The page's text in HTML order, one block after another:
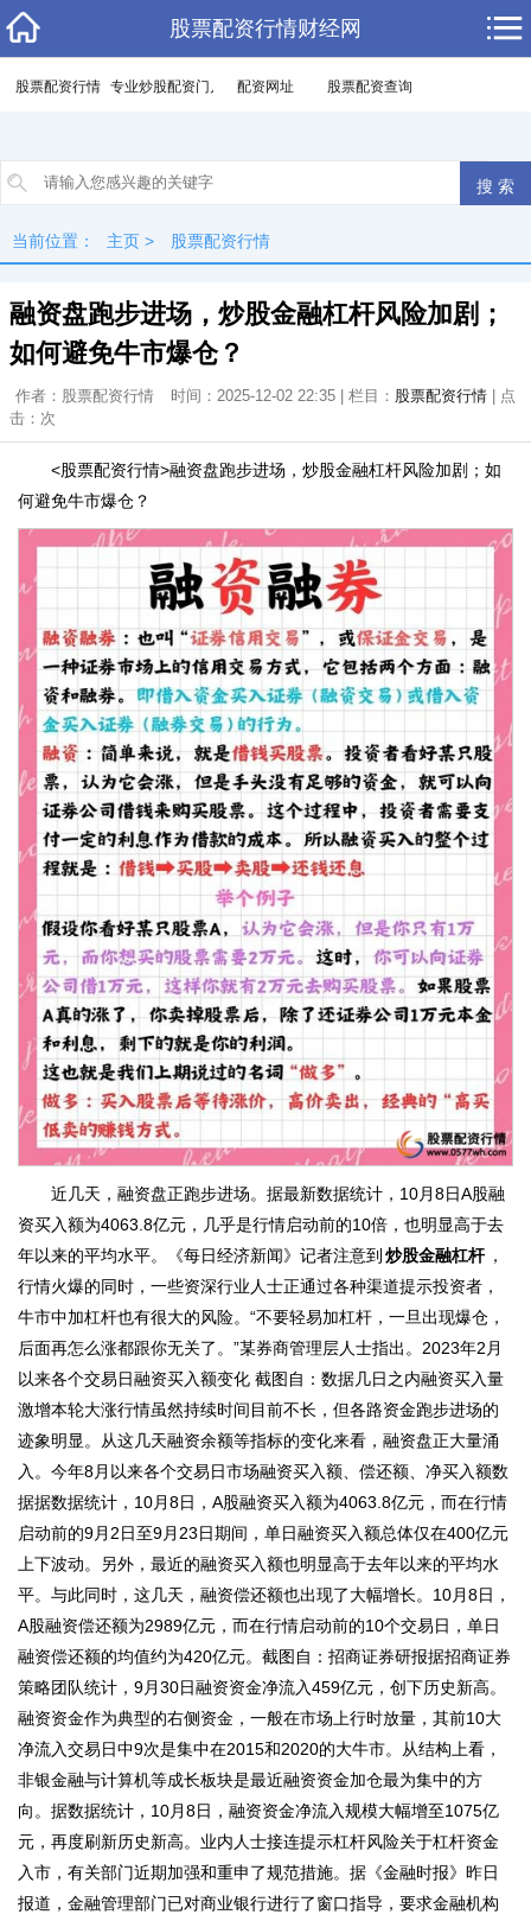
股票配资行情财经网
股票配资行情 专业炒股配资门户 配资网址 股票配资查询
当前位置： 主页 > 股票配资行情
融资盘跑步进场，炒股金融杠杆风险加剧；
如何避免牛市爆仓？
作者：股票配资行情 时间：2025-12-02 22:35 | 栏目： 股票配资行情 | 点
击： 次
<股票配资行情>融资盘跑步进场，炒股金融杠杆风险加剧；如
何避免牛市爆仓？
近几天，融资盘正跑步进场。据最新数据统计，10月8日A股融
资买入额为4063.8亿元，几乎是行情启动前的10倍，也明显高于去
年以来的平均水平。《每日经济新闻》记者注意到 炒股金融杠杆 ，
行情火爆的同时，一些资深行业人士正通过各种渠道提示投资者，
牛市中加杠杆也有很大的风险。“不要轻易加杠杆，一旦出现爆仓，
后面再怎么涨都跟你无关了。”某券商管理层人士指出。2023年2月
以来各个交易日融资买入额变化 截图自：数据几日之内融资买入量
激增本轮大涨行情虽然持续时间目前不长，但各路资金跑步进场的
迹象明显。从这几天融资余额等指标的变化来看，融资盘正大量涌
入。今年8月以来各个交易日市场融资买入额、偿还额、净买入额数
据据数据统计，10月8日，A股融资买入额为4063.8亿元，而在行情
启动前的9月2日至9月23日期间，单日融资买入额总体仅在400亿元
上下波动。另外，最近的融资买入额也明显高于去年以来的平均水
平。与此同时，这几天，融资偿还额也出现了大幅增长。10月8日，
A股融资偿还额为2989亿元，而在行情启动前的10个交易日，单日
融资偿还额的均值约为420亿元。截图自：招商证券研报据招商证券
策略团队统计，9月30日融资资金净流入459亿元，创下历史新高。
融资资金作为典型的右侧资金，一般在市场上行时放量，其前10大
净流入交易日中9次是集中在2015和2020的大牛市。从结构上看，
非银金融与计算机等成长板块是最近融资资金加仓最为集中的方
向。据数据统计，10月8日，融资资金净流入规模大幅增至1075亿
元，再度刷新历史新高。业内人士接连提示杠杆风险关于杠杆资金
入市，有关部门近期加强和重申了规范措施。据《金融时报》昨日
报道，金融管理部门已对商业银行进行了窗口指导，要求金融机构